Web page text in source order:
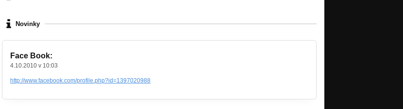
Novinky
Face Book:
4.10.2010 v 10:03
http://www.facebook.com/profile.php?id=1397020988